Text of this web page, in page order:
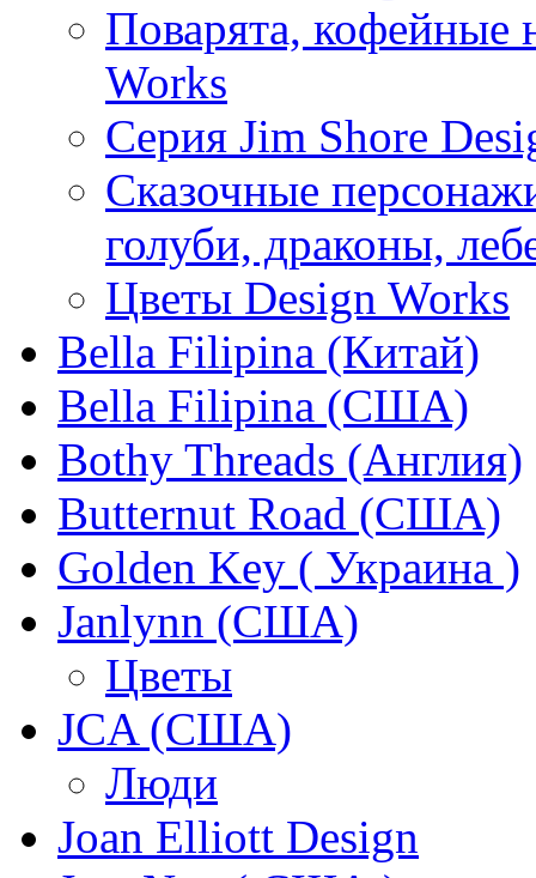
Поварята, кофейные
Works
Серия Jim Shore
Сказочные
голуби, драконы,
Цветы Design Works
Bella Filipina (Китай)
Bella Filipina (США)
Bothy Threads (Англия)
Butternut Road (США)
Golden Key ( Украина )
Janlynn (США)
Цветы
JCA (США)
Люди
Joan Elliott Design